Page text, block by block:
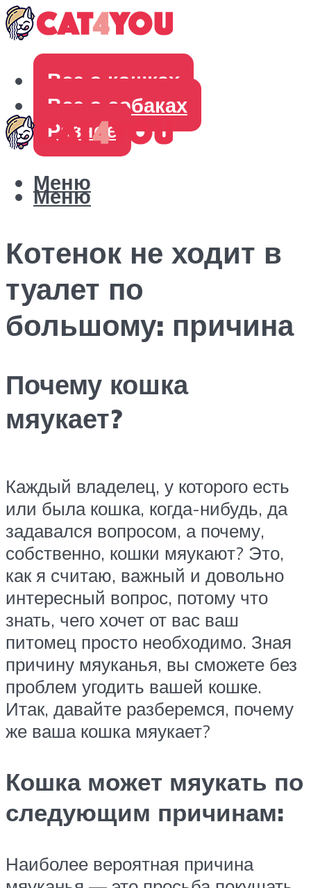
Все о кошках
Все о собаках
Разное
Меню
Меню
Котенок не ходит в
туалет по
большому: причина
Почему кошка
мяукает?
Каждый владелец, у которого есть
или была кошка, когда-нибудь, да
задавался вопросом, а почему,
собственно, кошки мяукают? Это,
как я считаю, важный и довольно
интересный вопрос, потому что
знать, чего хочет от вас ваш
питомец просто необходимо. Зная
причину мяуканья, вы сможете без
проблем угодить вашей кошке.
Итак, давайте разберемся, почему
же ваша кошка мяукает?
Кошка может мяукать по
следующим причинам:
Наиболее вероятная причина